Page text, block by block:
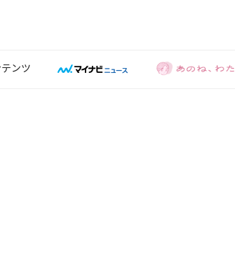
ンツ